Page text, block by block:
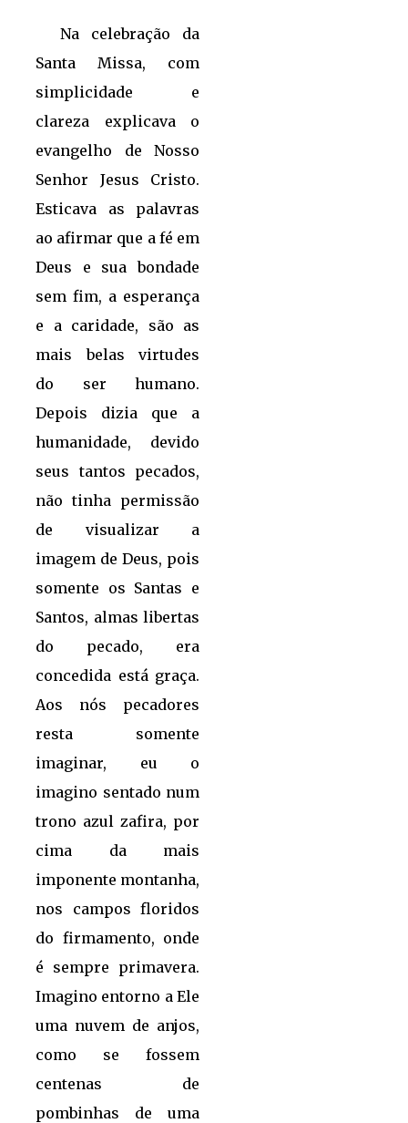
Na celebração da
Santa Missa, com
simplicidade e
clareza explicava o
evangelho de Nosso
Senhor Jesus Cristo.
Esticava as palavras
ao afirmar que a fé em
Deus e sua bondade
sem fim, a esperança
e a caridade, são as
mais belas virtudes
do ser humano.
Depois dizia que a
humanidade, devido
seus tantos pecados,
não tinha permissão
de visualizar a
imagem de Deus, pois
somente os Santas e
Santos, almas libertas
do pecado, era
concedida está graça.
Aos nós pecadores
resta somente
imaginar, eu o
imagino sentado num
trono azul zafira, por
cima da mais
imponente montanha,
nos campos floridos
do firmamento, onde
é sempre primavera.
Imagino entorno a Ele
uma nuvem de anjos,
como se fossem
centenas de
pombinhas de uma